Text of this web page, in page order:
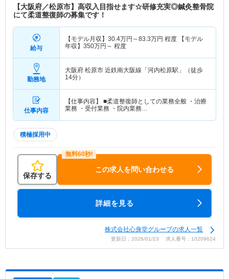
【大阪府／松原市】高収入目指せます☆研修充実◎鍼灸整骨院
にて柔道整復師の募集です！
給与
【モデル月収】 30.4万円～83.3万円 程度 【モデル
年収】 350万円～ 程度
勤務地
大阪府 松原市 近鉄南大阪線「河内松原駅」（徒歩
14分）
仕事内容
【仕事内容】 ■柔道整復師としての業務全般 ・治療
業務 ・受付業務 ・院内業務…
積極採用中
保存する
この求人を問い合わせる
詳細を見る
株式会社心身堂グループの求人一覧
更新日：2026/01/23 求人番号：10209624